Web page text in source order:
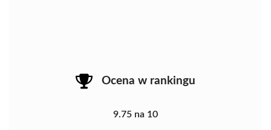
Ocena w rankingu
9.75 na 10